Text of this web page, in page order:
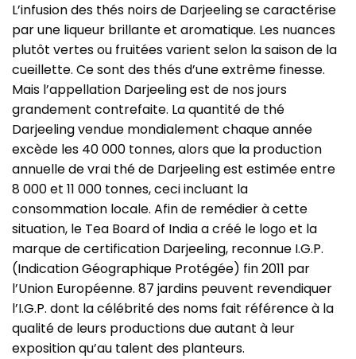
L’infusion des thés noirs de Darjeeling se caractérise
par une liqueur brillante et aromatique. Les nuances
plutôt vertes ou fruitées varient selon la saison de la
cueillette. Ce sont des thés d’une extrême finesse.
Mais l’appellation Darjeeling est de nos jours
grandement contrefaite. La quantité de thé
Darjeeling vendue mondialement chaque année
excède les 40 000 tonnes, alors que la production
annuelle de vrai thé de Darjeeling est estimée entre
8 000 et 11 000 tonnes, ceci incluant la
consommation locale. Afin de remédier à cette
situation, le Tea Board of India a créé le logo et la
marque de certification Darjeeling, reconnue I.G.P.
(Indication Géographique Protégée) fin 2011 par
l’Union Européenne. 87 jardins peuvent revendiquer
l’I.G.P. dont la célébrité des noms fait référence à la
qualité de leurs productions due autant à leur
exposition qu’au talent des planteurs.